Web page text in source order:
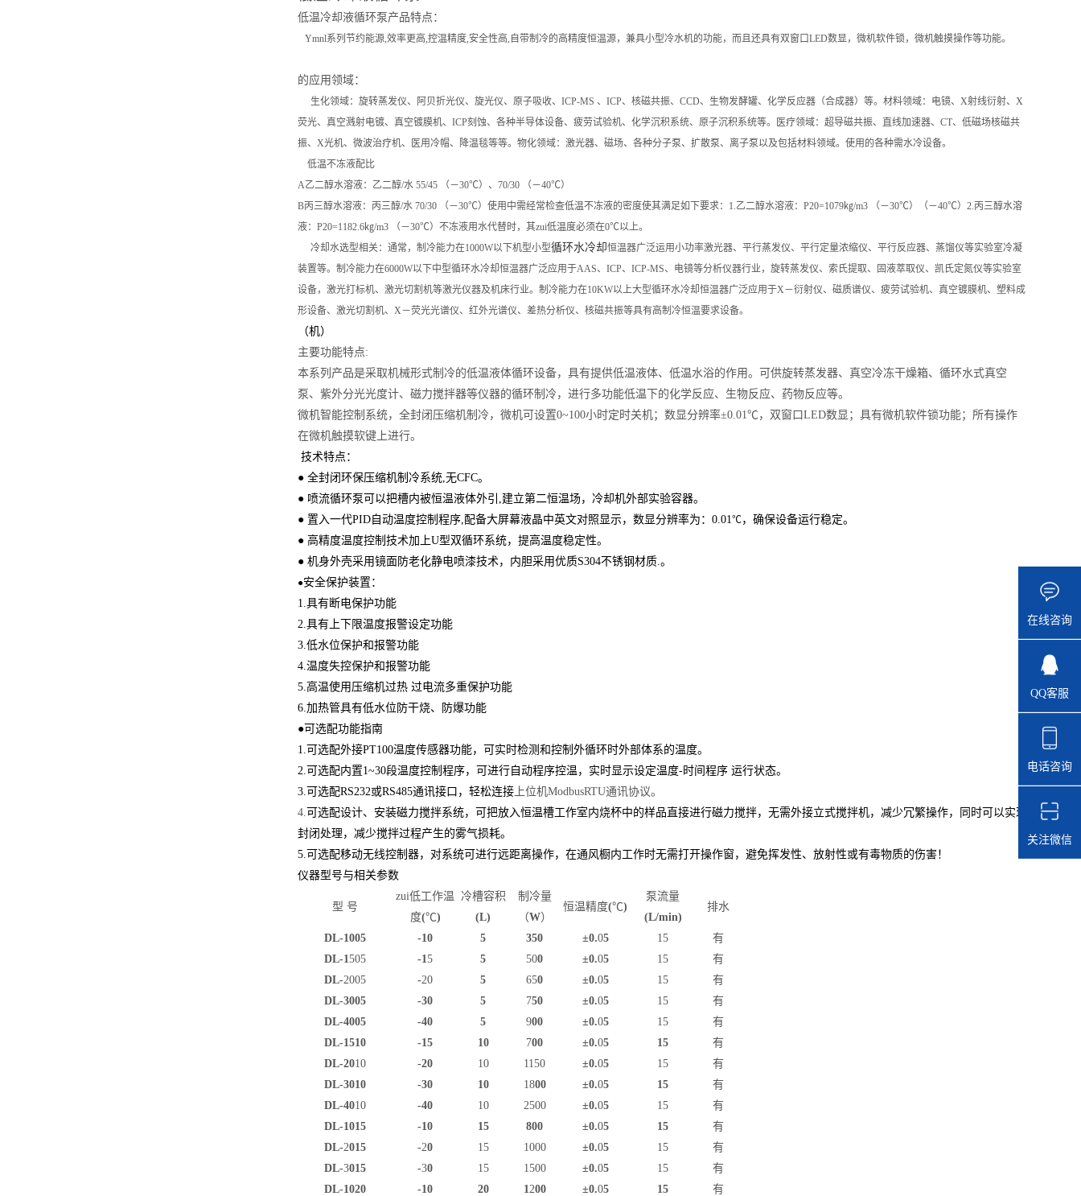
低温冷却液循环泵产品特点：
Ymnl系列节约能源,效率更高,控温精度,安全性高,自带制冷的高精度恒温源，兼具小型冷水机的功能，而且还具有双窗口LED数显，微机软件锁，微机触摸操作等功能。
的应用领域：
生化领域：旋转蒸发仪、阿贝折光仪、旋光仪、原子吸收、ICP-MS 、ICP、核磁共振、CCD、生物发酵罐、化学反应器（合成器）等。材料领域：电镜、X射线衍射、X
荧光、真空溅射电镀、真空镀膜机、ICP刻蚀、各种半导体设备、疲劳试验机、化学沉积系统、原子沉积系统等。医疗领域：超导磁共振、直线加速器、CT、低磁场核磁共
振、X光机、微波治疗机、医用冷帽、降温毯等等。物化领域：激光器、磁场、各种分子泵、扩散泵、离子泵以及包括材料领域。使用的各种需水冷设备。
低温不冻液配比
A乙二醇水溶液：乙二醇/水 55/45 （－30℃）、70/30 （－40℃）
B丙三醇水溶液：丙三醇/水 70/30 （－30℃）使用中需经常检查低温不冻液的密度使其满足如下要求：1.乙二醇水溶液：P20=1079㎏/m3 （－30℃）（－40℃）2.丙三醇水溶
液：P20=1182.6㎏/m3 （－30℃）不冻液用水代替时，其zui低温度必须在0℃以上。
冷却水选型相关：通常，制冷能力在1000W以下机型小型循环水冷却恒温器广泛运用小功率激光器、平行蒸发仪、平行定量浓缩仪、平行反应器、蒸馏仪等实验室冷凝
装置等。制冷能力在6000W以下中型循环水冷却恒温器广泛应用于AAS、ICP、ICP-MS、电镜等分析仪器行业，旋转蒸发仪、索氏提取、固液萃取仪、凯氏定氮仪等实验室
设备，激光打标机、激光切割机等激光仪器及机床行业。制冷能力在10KW以上大型循环水冷却恒温器广泛应用于X－衍射仪、磁质谱仪、疲劳试验机、真空镀膜机、塑料成
形设备、激光切割机、X－荧光光谱仪、红外光谱仪、差热分析仪、核磁共振等具有高制冷恒温要求设备。
（机）
主要功能特点:
本系列产品是采取机械形式制冷的低温液体循环设备，具有提供低温液体、低温水浴的作用。可供旋转蒸发器、真空冷冻干燥箱、循环水式真空
泵、紫外分光光度计、磁力搅拌器等仪器的循环制冷，进行多功能低温下的化学反应、生物反应、药物反应等。
微机智能控制系统，全封闭压缩机制冷，微机可设置0~100小时定时关机；数显分辨率±0.01℃， 双窗口LED数显；具有微机软件锁功能；所有操作
在微机触摸软键上进行。
技术特点：
● 全封闭环保压缩机制冷系统,无CFC。
● 喷流循环泵可以把槽内被恒温液体外引,建立第二恒温场，冷却机外部实验容器。
● 置入一代PID自动温度控制程序,配备大屏幕液晶中英文对照显示，数显分辨率为：0.01℃，确保设备运行稳定。
● 高精度温度控制技术加上U型双循环系统，提高温度稳定性。
● 机身外壳采用镜面防老化静电喷漆技术， 内胆采用优质S304不锈钢材质.。
●安全保护装置：
1.具有断电保护功能
2.具有上下限温度报警设定功能
3.低水位保护和报警功能
4.温度失控保护和报警功能
5.高温使用压缩机过热 过电流多重保护功能
6.加热管具有低水位防干烧、防爆功能
●可选配功能指南
1. 可选配外接PT100温度传感器功能，可实时检测和控制外循环时外部体系的温度。
2. 可选配内置1~30段温度控制程序，可进行自动程序控温，实时显示设定温度-时间程序 运行状态。
3. 可选配RS232或RS485通讯接口，轻松连接上位机ModbusRTU通讯协议。
4. 可 选配设计、安装磁力搅拌系统， 可把放入恒温槽工作室内烧杯中的样品直接进行磁力搅拌，无需外接立式搅拌机，减少冗繁操作，同时可以实现
封闭处理，减少搅拌过程产生的雾气损耗。
5. 可选配移动无线控制器，对系统可进行远距离操作，在通风橱内工作时无需打开操作窗，避免挥发性、放射性或有毒物质的伤害！
仪器型号与相关参数
型 号
zui低工作温
度(℃)
冷槽容积
(L)
制冷量
（W）
恒温精度(℃)
泵流量
(L/min)
排水
DL-1005 -10 5 350 ±0.05 15
有
DL-1505 -15 5 500 ±0.05 15
有
DL-2005 -20 5 650 ±0.05 15
有
DL-3005
-30 5 750 ±0.05 15
有
DL-4005
-40 5 900 ±0.05 15
有
DL-1510
-15 10 700 ±0.05 15
有
DL-2010 -20 10 1150 ±0.05 15
有
DL-3010
-30 10 1800 ±0.05 15
有
DL-4010 -40 10 2500 ±0.05 15
有
DL-1015
-10 15 800 ±0.05 15
有
DL-2015 -20 15 1000 ±0.05 15
有
DL-3015 -30 15 1500 ±0.05 15
有
DL-1020
-10 20 1200 ±0.05 15
有
在线咨询
QQ客服
电话咨询
关注微信